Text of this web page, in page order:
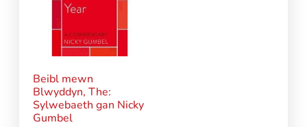
Beibl mewn
Blwyddyn, The:
Sylwebaeth gan Nicky
Gumbel